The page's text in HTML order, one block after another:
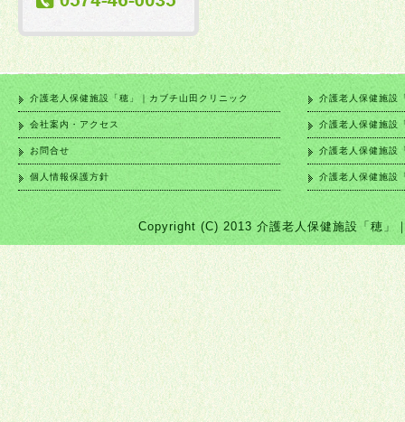
介護老人保健施設「穂」｜カブチ山田クリニック
会社案内・アクセス
お問合せ
個人情報保護方針
介護老人保健施設
介護老人保健施設
介護老人保健施設
介護老人保健施設
Copyright (C) 2013 介護老人保健施設「穂